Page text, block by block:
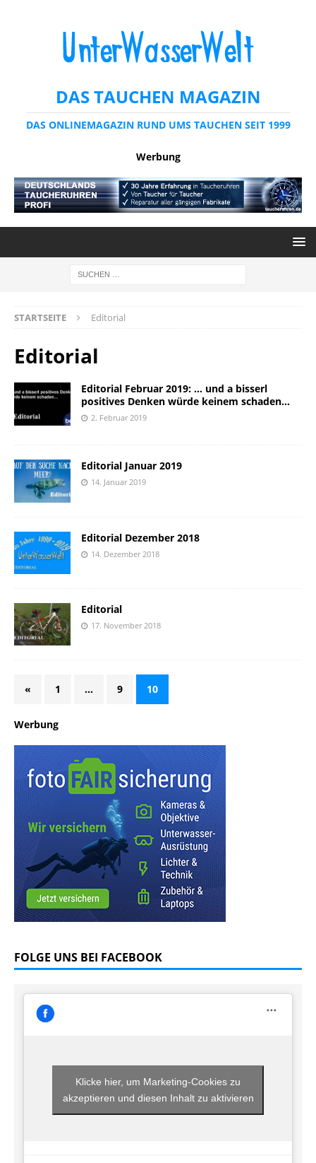
DAS TAUCHEN MAGAZIN
DAS ONLINEMAGAZIN RUND UMS TAUCHEN SEIT 1999
Werbung
STARTSEITE Editorial
Editorial
Editorial Februar 2019: … und a bisserl
positives Denken würde keinem schaden…
2. Februar 2019
Editorial Januar 2019
14. Januar 2019
Editorial Dezember 2018
14. Dezember 2018
Editorial
17. November 2018
« 1 … 9 10
Werbung
FOLGE UNS BEI FACEBOOK
Klicke hier, um Marketing-Cookies zu
akzeptieren und diesen Inhalt zu aktivieren